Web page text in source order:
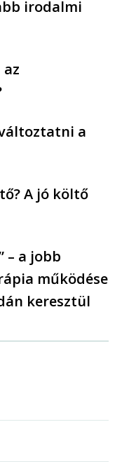
irodalmi
a
A jó költő
– a jobb
működése
keresztül